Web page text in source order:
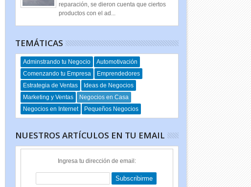
reparación, se dieron cuenta que ciertos
productos con el ad...
TEMÁTICAS
Adminstrando tu Negocio
Automotivación
Comenzando tu Empresa
Emprendedores
Estrategia de Ventas
Ideas de Negocios
Marketing y Ventas
Negocios en Casa
Negocios en Internet
Pequeños Negocios
NUESTROS ARTÍCULOS EN TU EMAIL
Ingresa tu dirección de email: